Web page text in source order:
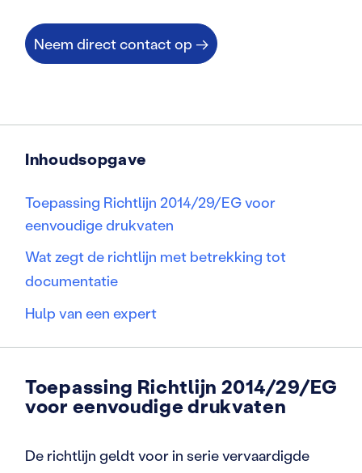
Neem direct contact op →
Inhoudsopgave
Toepassing Richtlijn 2014/29/EG voor
eenvoudige drukvaten
Wat zegt de richtlijn met betrekking tot
documentatie
Hulp van een expert
Toepassing Richtlijn 2014/29/EG
voor eenvoudige drukvaten
De richtlijn geldt voor in serie vervaardigde